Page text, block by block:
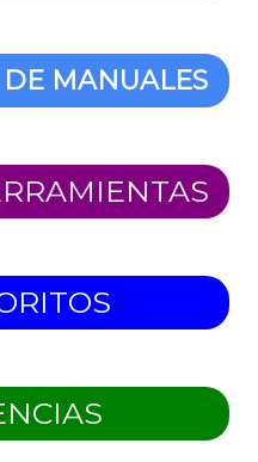
MANUALES